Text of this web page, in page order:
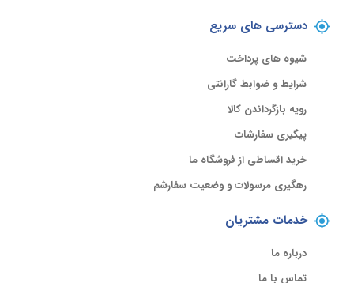
دسترسی های سریع
شیوه های پرداخت
شرایط و ضوابط گارانتی
رویه بازگرداندن کالا
پیگیری سفارشات
خرید اقساطی از فروشگاه ما
رهگیری مرسولات و وضعیت سفارشم
خدمات مشتریان
درباره ما
تماس با ما